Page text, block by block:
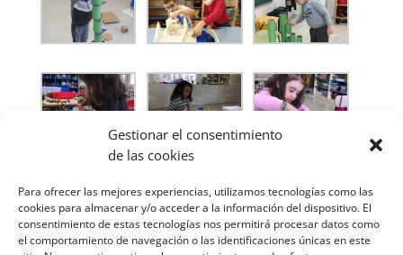
Gestionar el consentimiento
de las cookies
Para ofrecer las mejores experiencias, utilizamos tecnologías como las
cookies para almacenar y/o acceder a la información del dispositivo. El
consentimiento de estas tecnologías nos permitirá procesar datos como
el comportamiento de navegación o las identificaciones únicas en este